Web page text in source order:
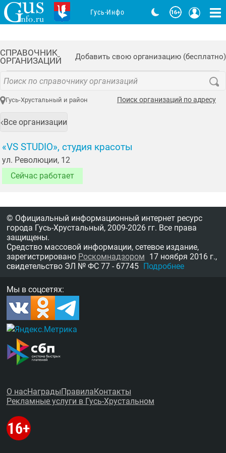
СПРАВОЧНИК
ОРГАНИЗАЦИЙ
Добавить свою организацию (бесплатно)
Гусь-Хрустальный и район Поиск организаций по адресу
Все организации
«VS STUDIO», студия красоты
ул. Революции, 12
Сейчас работает
Гусь-Инфо
© Официальный информационный интернет ресурс
города Гусь-Хрустальный, 2009-2026 гг. Все права
защищены.
Средство массовой информации, сетевое издание,
зарегистрировано Роскомнадзором 17 ноября 2016 г.,
свидетельство ЭЛ № ФС 77 - 67745 Подробнее
Мы в соцсетях:
О насНаграды Правила Контакты
Рекламные услуги в Гусь-Хрустальном